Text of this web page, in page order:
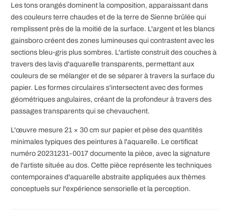
Les tons orangés dominent la composition, apparaissant dans
des couleurs terre chaudes et de la terre de Sienne brûlée qui
remplissent près de la moitié de la surface. L'argent et les blancs
gainsboro créent des zones lumineuses qui contrastent avec les
sections bleu-gris plus sombres. L'artiste construit des couches à
travers des lavis d'aquarelle transparents, permettant aux
couleurs de se mélanger et de se séparer à travers la surface du
papier. Les formes circulaires s'intersectent avec des formes
géométriques angulaires, créant de la profondeur à travers des
passages transparents qui se chevauchent.
L'œuvre mesure 21 × 30 cm sur papier et pèse des quantités
minimales typiques des peintures à l'aquarelle. Le certificat
numéro 20231231-0017 documente la pièce, avec la signature
de l'artiste située au dos. Cette pièce représente les techniques
contemporaines d'aquarelle abstraite appliquées aux thèmes
conceptuels sur l'expérience sensorielle et la perception.